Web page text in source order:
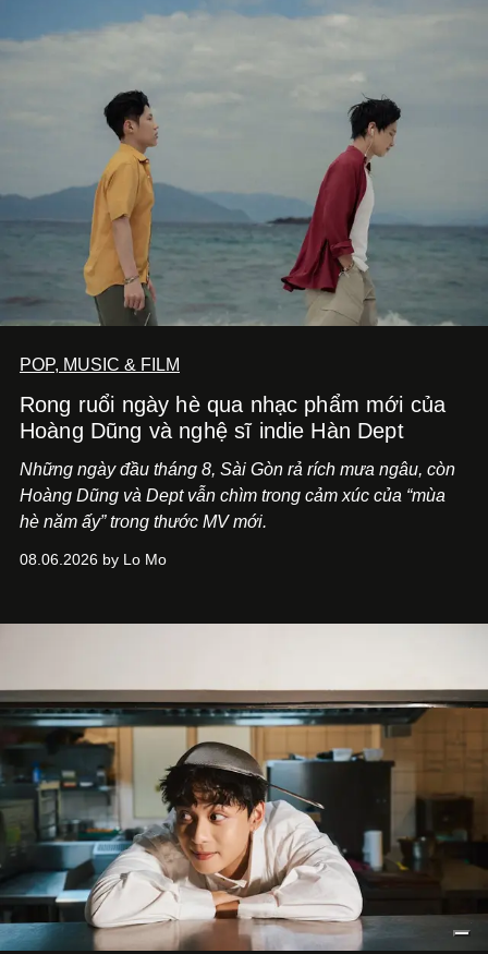
POP, MUSIC & FILM
Rong ruổi ngày hè qua nhạc phẩm mới của
Hoàng Dũng và nghệ sĩ indie Hàn Dept
Những ngày đầu tháng 8, Sài Gòn rả rích mưa ngâu, còn
Hoàng Dũng và Dept vẫn chìm trong cảm xúc của “mùa
hè năm ấy” trong thước MV mới.
08.06.2026 by Lo Mo